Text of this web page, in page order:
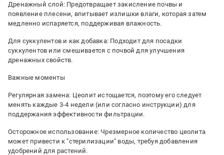
Дренажный слой: Предотвращает закисление почвы и
появление плесени, впитывает излишки влаги, которая затем
медленно испаряется, поддерживая влажность.
Для суккулентов и как добавка: Подходит для посадки
суккулентов или смешивается с почвой для улучшения
дренажных свойств.
Важные моменты
Регулярная замена: Цеолит истощается, поэтому его следует
менять каждые 3-4 недели (или согласно инструкции) для
поддержания эффективности фильтрации.
Осторожное использование: Чрезмерное количество цеолита
может привести к "стерилизации" воды, требуя добавления
удобрений для растений.